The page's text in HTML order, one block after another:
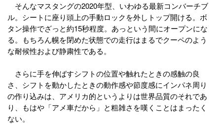
そんなマスタングの2020年型、いわゆる最新コンバーチブ
ル。シートに座り頭上の手動ロックを外しトップ開ける。ボ
タン操作でざっと約15秒程度。あっという間にオープンにな
る。もちろん幌を閉めた状態での走行はまるでクーペのよう
な耐候性および静粛性である。
さらに手を伸ばすシフトの位置や触れたときの感触の良
さ、シフトを動かしたときの動作感や節度感にインパネ周り
の作り込みは、アメリカ的というよりは世界品質のそれであ
り、もはや「アメ車だから」と粗雑さを嘆くことはまったく
ない。